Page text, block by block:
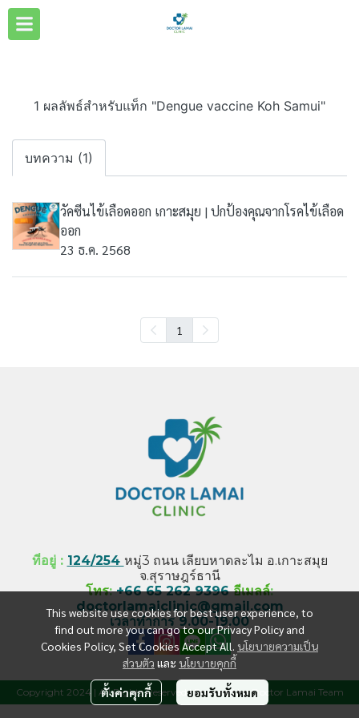
1 ผลลัพธ์สำหรับแท็ก "Dengue vaccine Koh Samui"
บทความ (1)
วัคซีนไข้เลือดออก เกาะสมุย | ปกป้องคุณจากโรคไข้เลือด
ออก
23 ธ.ค. 2568
1
This website use cookies for best user experience, to
find out more you can go to our Privacy Policy and
Cookies Policy, Set Cookies Accept All. นโยบายความเป็น
ส่วนตัว และ นโยบายคุกกี้
ตั้งค่าคุกกี้ ยอมรับทั้งหมด
ที่อยู่ : 124/254 หมู่3 ถนน เลียบหาดละไม อ.เกาะสมุย
จ.สุราษฎร์ธานี
โทร: +66 65 262 9396 อีเมลล์:
doctorlamaiclinic@gmail.com
เวลาทำการ 9.00-19.00
Copyright 2024 | All Rights Reserved | Powered by Doctor Lamai Team